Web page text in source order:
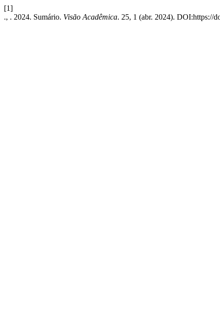
[1]
., . 2024. Sumário. Visão Acadêmica. 25, 1 (abr. 2024). DOI:https://